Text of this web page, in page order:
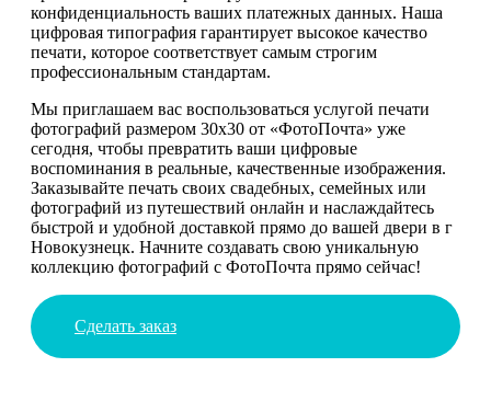
конфиденциальность ваших платежных данных. Наша
цифровая типография гарантирует высокое качество
печати, которое соответствует самым строгим
профессиональным стандартам.
Мы приглашаем вас воспользоваться услугой печати
фотографий размером 30х30 от «ФотоПочта» уже
сегодня, чтобы превратить ваши цифровые
воспоминания в реальные, качественные изображения.
Заказывайте печать своих свадебных, семейных или
фотографий из путешествий онлайн и наслаждайтесь
быстрой и удобной доставкой прямо до вашей двери в г
Новокузнецк. Начните создавать свою уникальную
коллекцию фотографий с ФотоПочта прямо сейчас!
Сделать заказ